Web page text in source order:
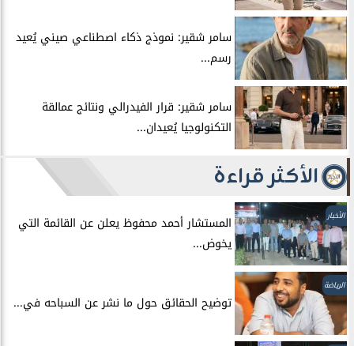
سامر شقير: نموذج ذكاء اصطناعي صيني يُعيد
رسم...
سامر شقير: قرار الفيدرالي ونتائج عمالقة
التكنولوجيا يُعيدان...
الأكثر قراءة
الأخبار
المستشار أحمد محفوظ يعلن عن القائمة التي
يخوض...
الرياضة
توضيح الحقائق حول ما نشر عن السباحه في...